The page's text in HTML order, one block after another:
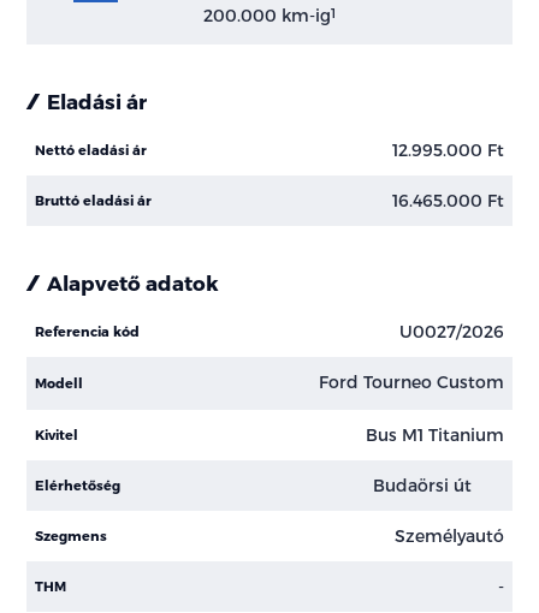
200.000 km-ig1
Eladási ár
Nettó eladási ár 12.995.000 Ft
Bruttó eladási ár 16.465.000 Ft
Alapvető adatok
Referencia kód U0027/2026
Modell Ford Tourneo Custom
Kivitel Bus M1 Titanium
Elérhetőség Budaörsi út
Szegmens Személyautó
THM -